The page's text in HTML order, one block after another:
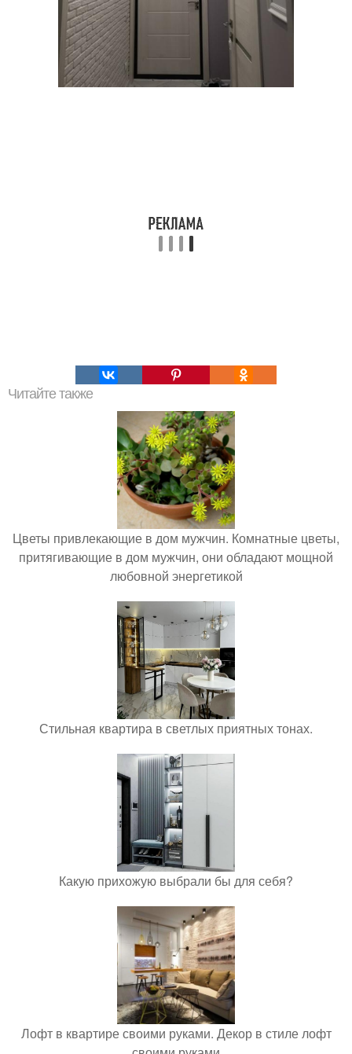
Читайте также
Цветы привлекающие в дом мужчин. Комнатные цветы,
притягивающие в дом мужчин, они обладают мощной
любовной энергетикой
Стильная квартира в светлых приятных тонах.
Какую прихожую выбрали бы для себя?
Лофт в квартире своими руками. Декор в стиле лофт